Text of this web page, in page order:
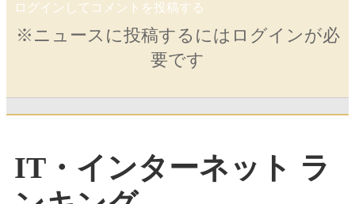
ログインしてコメントを投稿する
※ニュースに投稿するにはログインが必
要です
IT・インターネット ラ